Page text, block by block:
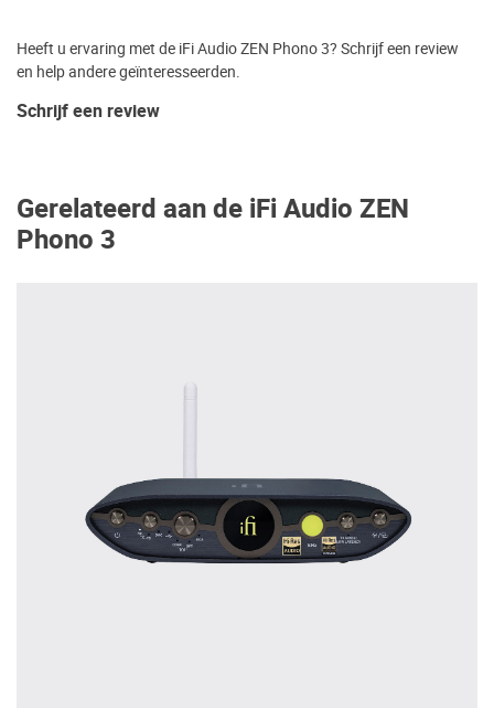
Heeft u ervaring met de iFi Audio ZEN Phono 3? Schrijf een review
en help andere geïnteresseerden.
Schrijf een review
Gerelateerd aan de iFi Audio ZEN
Phono 3